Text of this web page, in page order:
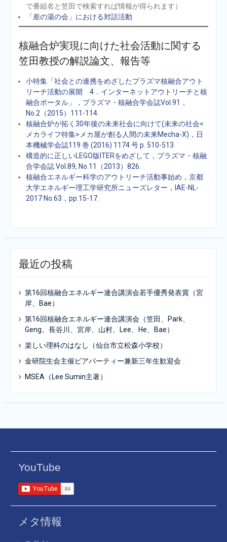
で番組名と笠田で検索すれば情報が得られます）
「差の湯の会」における対話活動
核融合炉実現に向けた社会活動に関する
笠田教授の解説論文、報告等
小特集「社会との連携をめざしたプラズマ核融合アウト
リーチ活動の展開 4．インターネットアウトリーチと核
融合ポータル」，プラズマ・核融合学会誌Vol.91，
No.2（2015）111-114.
核融合炉が拓く30年後の未来社会に向けて(未来の社会<
メカライフ特集>メカ屋が創る人間の未来Mecha-X)，日
本機械学会誌119 巻 (2016) 1174 号 p. 510-513
構造的に正しいLEGO版ITERをめざして，プラズマ・核融
合学会誌 Vol.89, No.11（2013）826.
核融合エネルギー科学のアウトリーチ活動事始め，京都
大学エネルギー理工学研究所ニューズレター，IAE-NL-
2017 No.63，pp.15-17.
最近の投稿
第16回核融合エネルギー連合講演会若手優秀発表賞（宮
岸、Bae）
第16回核融合エネルギー連合講演会（笠田、Park、
Geng、長谷川、宮岸、山村、Lee、He、Bae）
楽しい理科のはなし（仙台市立松森小学校）
金研院生会主催ビアパーティー兼新三年生歓迎会
MSEA（Lee Sumin主著）
YouTube
メタ情報